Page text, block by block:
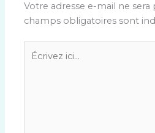
Votre adresse e-mail ne sera
champs obligatoires sont
Écrivez
ici…